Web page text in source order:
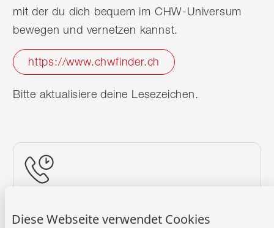
Diese Webseite verwendet Cookies
mit der du dich bequem im CHW-Universum
bewegen und vernetzen kannst.
https://www.chwfinder.ch
Bitte aktualisiere deine Lesezeichen.